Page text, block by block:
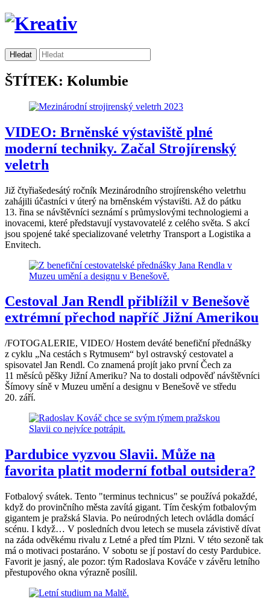
ŠTÍTEK: Kolumbie
VIDEO: Brněnské výstaviště plné
moderní techniky. Začal Strojírenský
veletrh
Již čtyřiašedesátý ročník Mezinárodního strojírenského veletrhu
zahájili účastníci v úterý na brněnském výstavišti. Až do pátku
13. řina se návštěvníci seznámí s průmyslovými technologiemi a
inovacemi, které představují vystavovatelé z celého světa. S akcí
jsou spojené také specializované veletrhy Transport a Logistika a
Envitech.
Cestoval Jan Rendl přiblížil v Benešově
extrémní přechod napříč Jižní Amerikou
/FOTOGALERIE, VIDEO/ Hostem deváté benefiční přednášky
z cyklu „Na cestách s Rytmusem“ byl ostravský cestovatel a
spisovatel Jan Rendl. Co znamená projít jako první Čech za
11 měsíců pěšky Jižní Ameriku? Na to dostali odpověď návštěvníci
Šímovy síně v Muzeu umění a designu v Benešově ve středu
20. září.
Pardubice vyzvou Slavii. Může na
favorita platit moderní fotbal outsidera?
Fotbalový svátek. Tento "terminus technicus" se používá pokaždé,
když do provinčního města zavítá gigant. Tím českým fotbalovým
gigantem je pražská Slavia. Po neúrodných letech ovládla domácí
scénu. I když… V posledních dvou letech se musela závistivě dívat
na záda odvěkému rivalu z Letné a před tím Plzni. V této sezoně tak
má o motivaci postaráno. V sobotu se jí postaví do cesty Pardubice.
Favorit je jasný, ale pozor: tým Radoslava Kováče v závěru letního
přestupového okna výrazně posílil.